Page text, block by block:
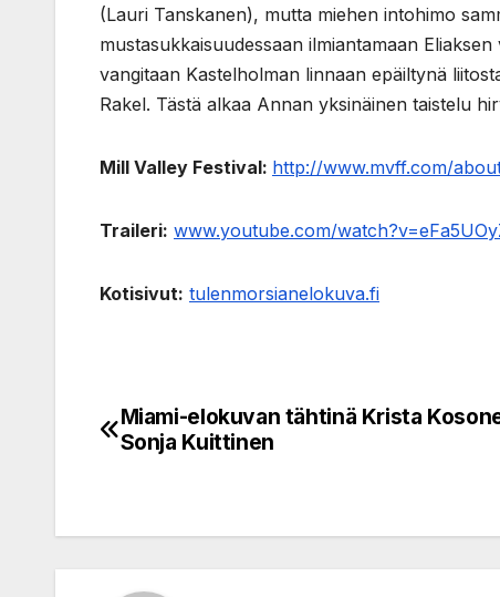
(Lauri Tanskanen), mutta miehen intohimo
mustasukkaisuudessaan ilmiantamaan
vangitaan Kastelholman linnaan epäiltynä
Rakel. Tästä alkaa Annan yksinäinen taistelu
Mill Valley Festival: http://www.mvff.com/
Traileri: www.youtube.com/
Kotisivut: tulenmorsianelokuva.fi
Post
Miami-elokuvan tähtinä Krista
Sonja Kuittinen